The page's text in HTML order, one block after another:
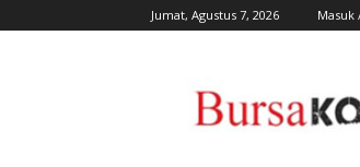
Jumat, Agustus 7, 2026 Masuk